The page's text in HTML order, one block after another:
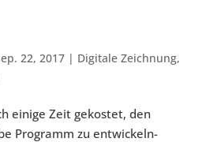
22, 2017| Digitale Zeichnung,
einige Zeit gekostet, den
Programm zu entwickeln-